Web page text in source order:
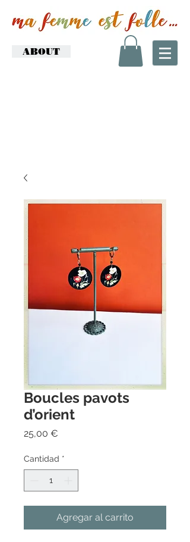
ABOUT
Boucles pavots
d’orient
25,00 €
Cantidad *
Agregar al carrito